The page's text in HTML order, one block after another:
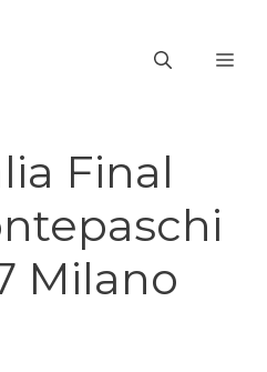
Final
Milano